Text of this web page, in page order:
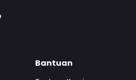
Bantuan